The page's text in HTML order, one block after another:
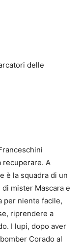
delle
recuperare. A
è la squadra di un
mister Mascara e
per niente facile,
riprendere a
I lupi, dopo aver
Corado al